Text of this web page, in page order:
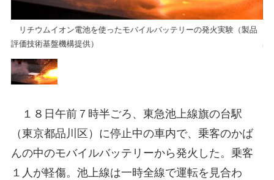
リチウムイオン電池を使ったモバイルバッテリーの発火実験（製品
評価技術基盤機構提供）
１８日午前７時半ごろ、東急池上線旗の台駅
（東京都品川区）に停止中の車内で、乗客のかば
んの中のモバイルバッテリーから発火した。乗客
１人が軽傷。池上線は一時全線で運転を見合わ